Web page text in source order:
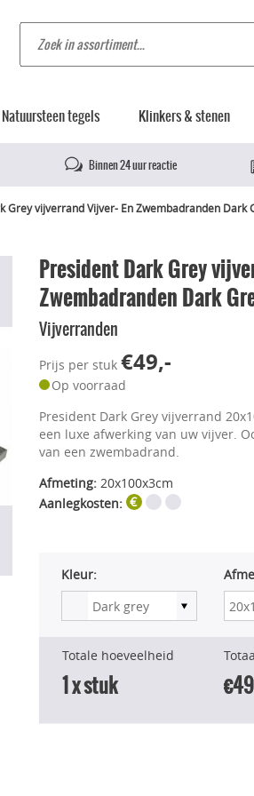
Natuursteen tegels Klinkers & stenen
Binnen 24 uur reactie
Grey vijverrand Vijver- En Zwembadranden Dark
President Dark Grey
Zwembadranden Dark
Vijverranden
Prijs per stuk €49,-
Op voorraad
President Dark Grey vijverrand
een luxe afwerking van uw vijver.
van een zwembadrand.
Afmeting: 20x100x3cm
Aanlegkosten:
Kleur:
Totale hoeveelheid
1x stuk